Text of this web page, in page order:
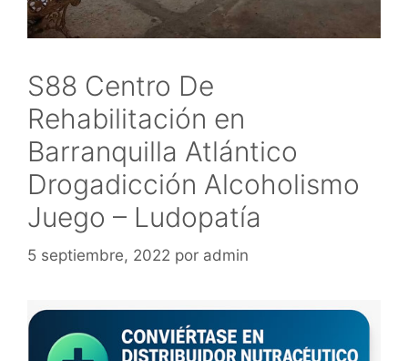
S88 Centro De
Rehabilitación en
Barranquilla Atlántico
Drogadicción Alcoholismo
Juego – Ludopatía
5 septiembre, 2022 por admin